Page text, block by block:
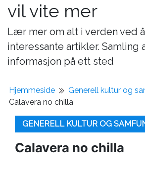
vil vite mer
Lær mer om alt i verden ved
interessante artikler. Samling
informasjon på ett sted
Hjemmeside
Generell kultur og
Calavera no chilla
GENERELL KULTUR OG
Calavera no chilla